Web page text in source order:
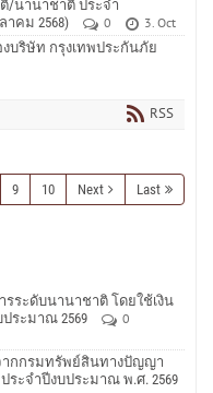
/นานาชาติ ประจำ
คม 2568)
0
3. Oct
งบริษัท กรุงเทพประกันภัย
RSS
9 10 Next Last
ระดับนานาชาติ โดยใช้เงิน
ระมาณ 2569
0
ากกรมทรัพย์สินทางปัญญา
ะจำปีงบประมาณ พ.ศ. 2569